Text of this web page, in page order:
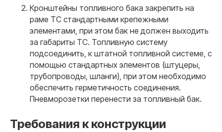
Кронштейны топливного бака закрепить на
раме ТС стандартными крепежными
элементами, при этом бак не должен выходить
за габариты ТС. Топливную систему
подсоединить, к штатной топливной системе, с
помощью стандартных элементов (штуцеры,
трубопроводы, шланги), при этом необходимо
обеспечить герметичность соединения.
Пневморозетки перенести за топливный бак.
Требования к конструкции